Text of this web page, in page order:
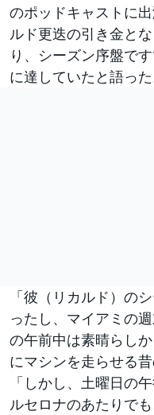
のポッドキャストに
ルド更迭の引き金と
り、シーズン序盤で
に達していたと語った
「彼（リカルド）の
ったし、マイアミの
の午前中は素晴らし
にマシンを走らせる
「しかし、土曜日の
ルセロナのあたりで